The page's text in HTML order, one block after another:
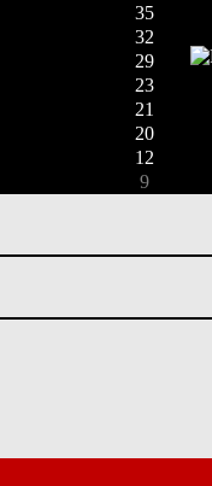
35
32
29
23
21
20
12
9